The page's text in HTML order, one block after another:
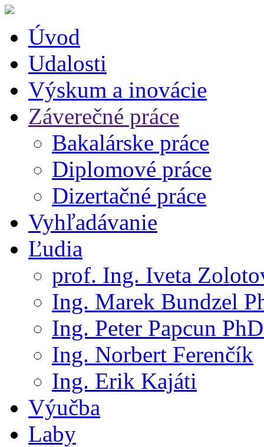
Úvod
Udalosti
Výskum a inovácie
Záverečné práce
Bakalárske práce
Diplomové práce
Dizertačné práce
Vyhľadávanie
Ľudia
prof. Ing. Iveta
Ing. Marek Bundzel
Ing. Peter Papcun
Ing. Norbert Ferenčík
Ing. Erik Kajáti
Výučba
Laby